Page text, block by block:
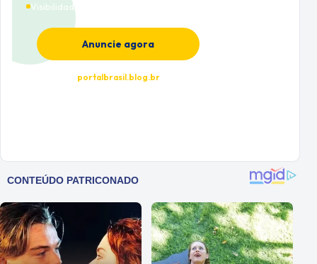
Visibilidade premium
Anuncie agora
portalbrasil.blog.br